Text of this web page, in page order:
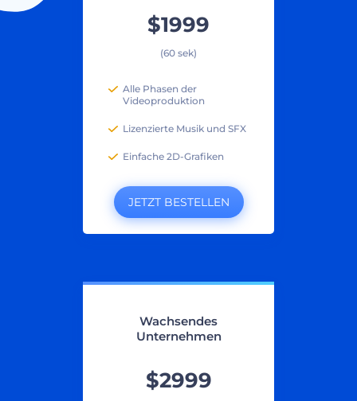
$1999
(60 sek)
Alle Phasen der
Videoproduktion
Lizenzierte Musik und SFX
Einfache 2D-Grafiken
JETZT BESTELLEN
Wachsendes
Unternehmen
$2999